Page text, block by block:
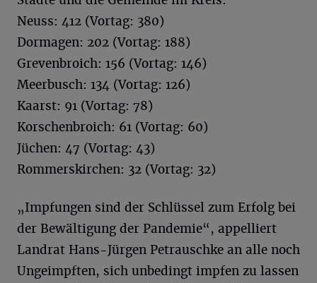
Neuss: 412 (Vortag: 380)
Dormagen: 202 (Vortag: 188)
Grevenbroich: 156 (Vortag: 146)
Meerbusch: 134 (Vortag: 126)
Kaarst: 91 (Vortag: 78)
Korschenbroich: 61 (Vortag: 60)
Jüchen: 47 (Vortag: 43)
Rommerskirchen: 32 (Vortag: 32)
„Impfungen sind der Schlüssel zum Erfolg bei
der Bewältigung der Pandemie“, appelliert
Landrat Hans-Jürgen Petrauschke an alle noch
Ungeimpften, sich unbedingt impfen zu lassen